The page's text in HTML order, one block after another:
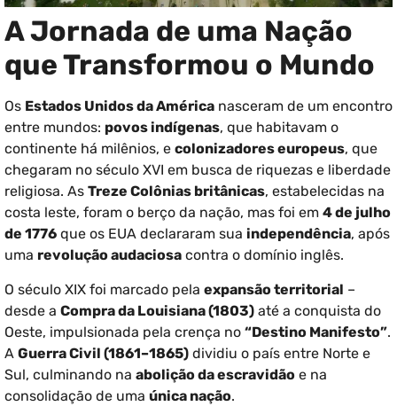
A Jornada de uma Nação
que Transformou o Mundo
Os Estados Unidos da América nasceram de um encontro
entre mundos: povos indígenas, que habitavam o
continente há milênios, e colonizadores europeus, que
chegaram no século XVI em busca de riquezas e liberdade
religiosa. As Treze Colônias britânicas, estabelecidas na
costa leste, foram o berço da nação, mas foi em 4 de julho
de 1776 que os EUA declararam sua independência, após
uma revolução audaciosa contra o domínio inglês.
O século XIX foi marcado pela expansão territorial –
desde a Compra da Louisiana (1803) até a conquista do
Oeste, impulsionada pela crença no “Destino Manifesto”.
A Guerra Civil (1861–1865) dividiu o país entre Norte e
Sul, culminando na abolição da escravidão e na
consolidação de uma única nação.